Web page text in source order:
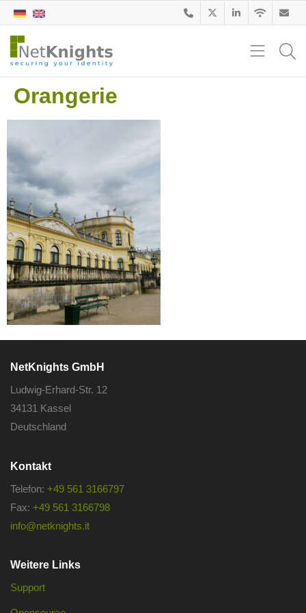
Orangerie
NetKnights GmbH
Ludwig-Erhard-Str. 12
34131 Kassel
Deutschland
Kontakt
Telefon: +49 561 3166797
Fax: +49 561 3166798
info@netknights.it
Weitere Links
Support